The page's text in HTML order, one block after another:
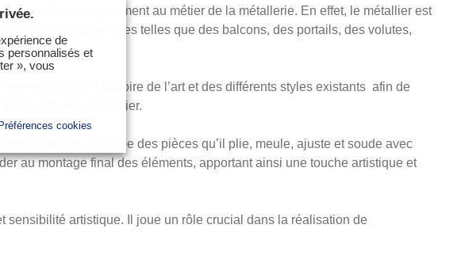
s’applique également au métier de la métallerie. En effet, le métallier est
métalliques telles que des balcons, des portails, des volutes,
de l’histoire de l’art et des différents styles existants afin de
sur le chantier.
à la découpe des pièces qu’il plie, meule, ajuste et soude avec
au montage final des éléments, apportant ainsi une touche artistique et
sensibilité artistique. Il joue un rôle crucial dans la réalisation de
de
personnalisés et
», vous
Préférences cookies